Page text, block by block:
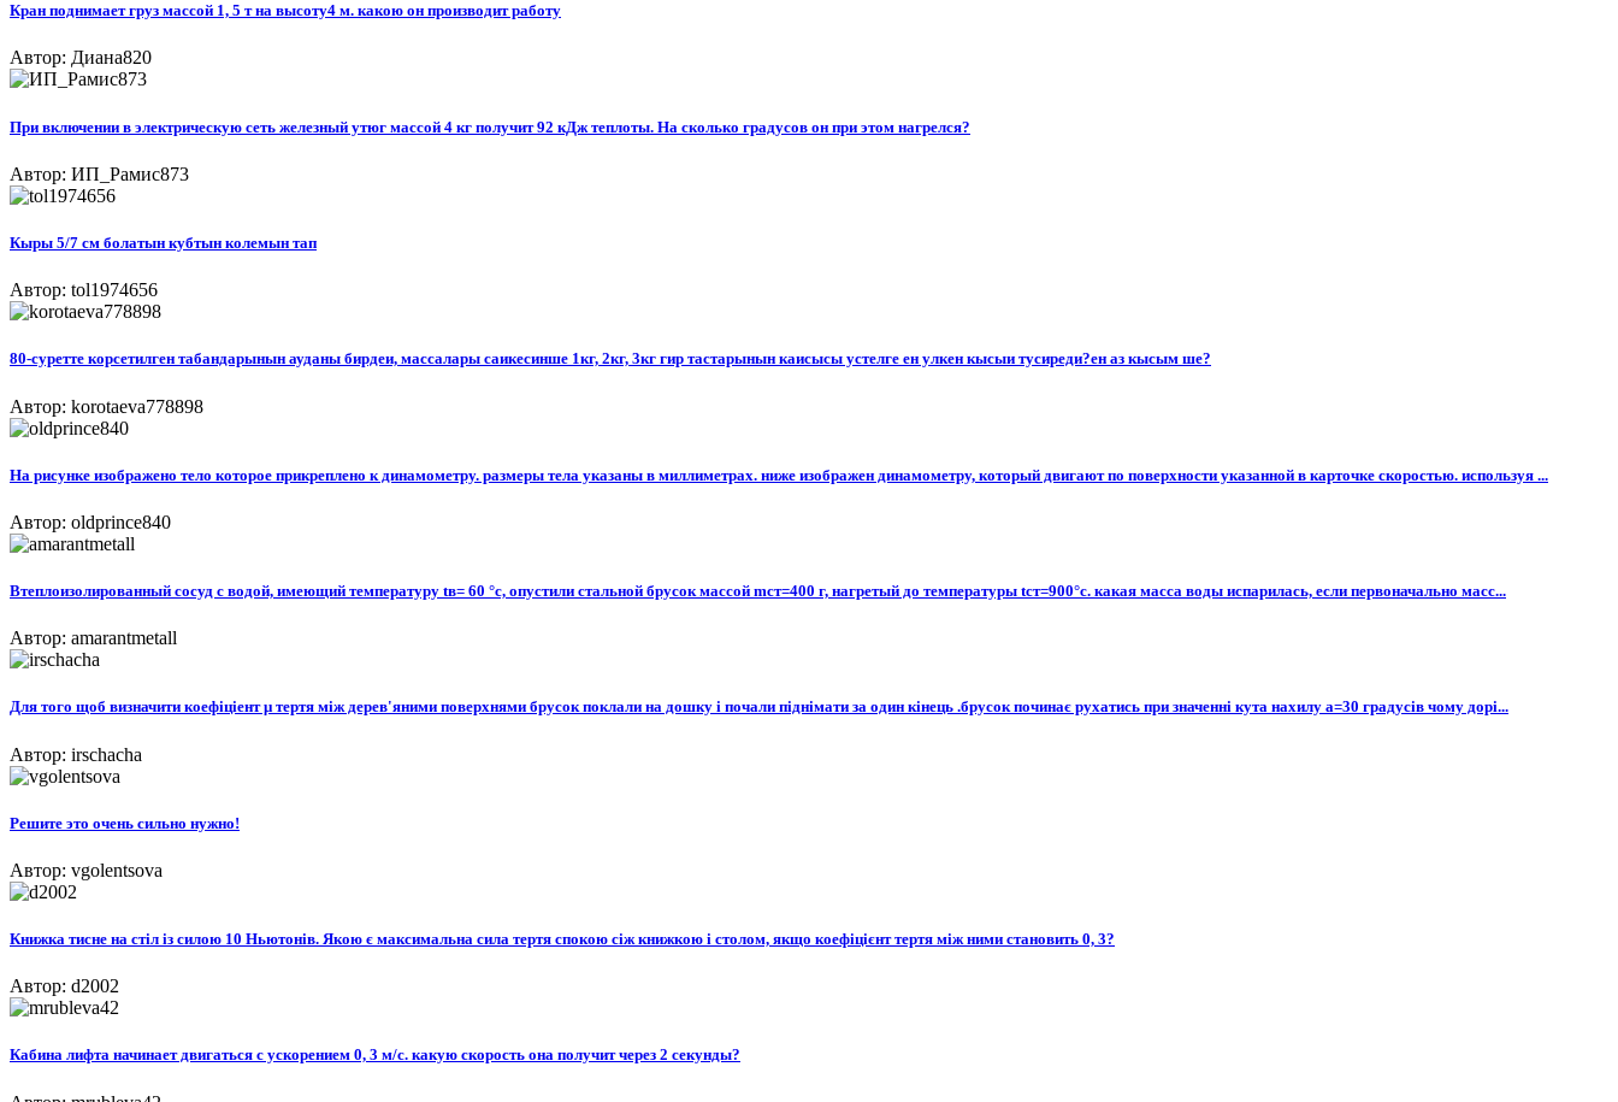
Кран поднимает груз массой 1, 5 т на высоту4 м. какою он производит работу
Автор: Диана820
При включении в электрическую сеть железный утюг массой 4 кг получит 92 кДж теплоты. На сколько градусов он при этом нагрелся?
Автор: ИП_Рамис873
Кыры 5/7 см болатын кубтын колемын тап
Автор: tol1974656
80-суретте корсетилген табандарынын ауданы бирдеи, массалары саикесинше 1кг, 2кг, 3кг гир тастарынын каисысы устелге ен улкен кысыи тусиреди?ен аз кысым ше?​
Автор: korotaeva778898
На рисунке изображено тело которое прикреплено к динамометру. размеры тела указаны в миллиметрах. ниже изображен динамометру, который двигают по поверхности указанной в карточке скоростью. используя ...
Автор: oldprince840
Втеплоизолированный сосуд с водой, имеющий температуру tв= 60 °c, опустили стальной брусок массой mст=400 г, нагретый до температуры tст=900°c. какая масса воды испарилась, если первоначально масс...
Автор: amarantmetall
Для того щоб визначити коефіціент μ тертя між дерев'яними поверхнями брусок поклали на дошку і почали піднімати за один кінець .брусок починає рухатись при значенні кута нахилу а=30 градусів чому дорі...
Автор: irschacha
Решите это очень сильно нужно!
Автор: vgolentsova
Книжка тисне на стіл із силою 10 Ньютонів. Якою є максимальна сила тертя спокою сіж книжкою і столом, якщо коефіцієнт тертя між ними становить 0, 3?​
Автор: d2002
Кабина лифта начинает двигаться с ускорением 0, 3 м/с. какую скорость она получит через 2 секунды?